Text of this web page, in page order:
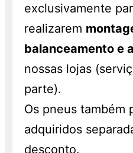
exclusivamente
realizarem
balanceamento e
nossas lojas
parte).
Os pneus também
adquiridos
desconto.